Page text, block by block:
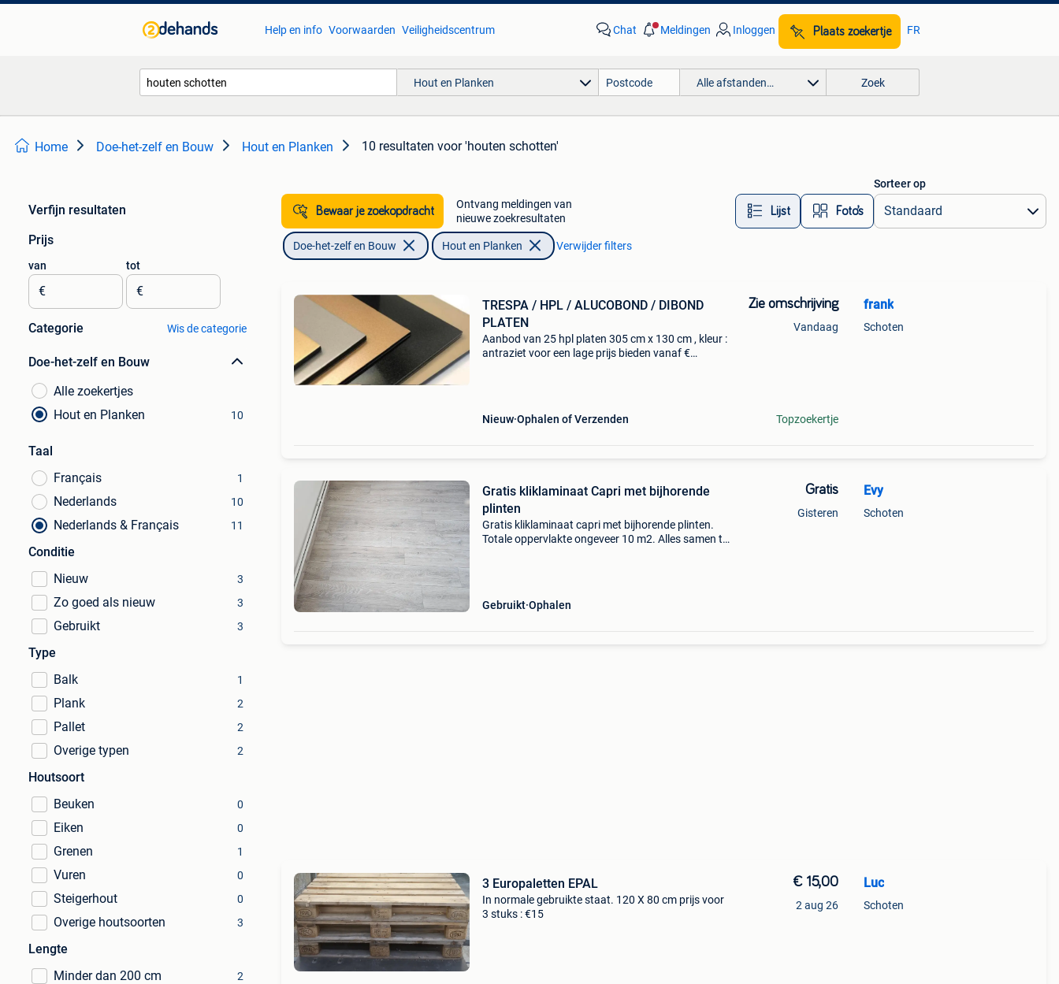
Help en info Voorwaarden Veiligheidscentrum Chat Meldingen Inloggen Plaats zoekertje FR
Hout en Planken Alle afstanden… Zoek
Home Doe-het-zelf en Bouw Hout en Planken 10 resultaten voor 'houten schotten'
Verfijn resultaten
Prijs
van
€
tot
€
Categorie Wis de categorie
Doe-het-zelf en Bouw
Alle zoekertjes
Hout en Planken
10
Taal
Français
1
Nederlands 10
Nederlands & Français 11
Conditie
Nieuw
3
Zo goed als nieuw 3
Gebruikt 3
Type
Balk
1
Plank 2
Pallet 2
Overige typen 2
Houtsoort
Beuken
0
Eiken 0
Grenen 1
Vuren 0
Steigerhout 0
Overige houtsoorten 3
Lengte
Minder dan 200 cm
2
Bewaar je zoekopdracht
Ontvang meldingen van
nieuwe zoekresultaten
Lijst Foto’s
Sorteer op
Doe-het-zelf en Bouw Hout en Planken Verwijder filters
TRESPA / HPL / ALUCOBOND / DIBOND
PLATEN
Aanbod van 25 hpl platen 305 cm x 130 cm , kleur :
antraziet voor een lage prijs bieden vanaf €
Nieuw Ophalen of Verzenden
Zie omschrijving
Vandaag
Topzoekertje
frank
Schoten
Gratis kliklaminaat Capri met bijhorende
plinten
Gratis kliklaminaat capri met bijhorende plinten.
Totale oppervlakte ongeveer 10 m2. Alles samen te
Gebruikt Ophalen
Gratis
Gisteren
Evy
Schoten
3 Europaletten EPAL
In normale gebruikte staat. 120 X 80 cm prijs voor
3 stuks : €15
€ 15,00
2 aug 26
Luc
Schoten